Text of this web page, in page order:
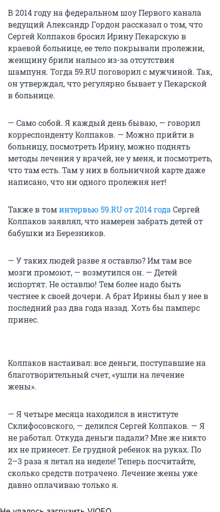
В 2014 году на федеральном шоу Первого канала
ведущий Александр Гордон рассказал о том, что
Сергей Колпаков бросил Ирину Пекарскую в
краевой больнице, ее тело покрывали пролежни,
женщину брили налысо из-за отсутствия
шампуня. Тогда 59.RU поговорил с мужчиной. Так,
он утверждал, что регулярно бывает у Пекарской
в больнице.
— Само собой. Я каждый день бываю, — говорил
корреспонденту Колпаков. — Можно прийти в
больницу, посмотреть Ирину, можно поднять
методы лечения у врачей, не у меня, и посмотреть,
что там есть. Там у них в больничной карте даже
написано, что ни одного пролежня нет!
Также в томинтервью 59.RU от 2014 годаСергей
Колпаков заявлял, что намерен забрать детей от
бабушки из Березников.
— У таких людей разве я оставлю? Им там все
мозги промоют, — возмутился он. — Детей
испортят. Не оставлю! Тем более надо быть
честнее к своей дочери. А брат Ирины был у нее в
последний раз два года назад. Хоть бы памперс
принес.
Колпаков настаивал: все деньги, поступавшие на
благотворительный счет, «ушли на лечение
жены».
— Я четыре месяца находился в институте
Склифосовского, — делился Сергей Колпаков. — Я
не работал. Откуда деньги падали? Мне же никто
их не принесет. Ее грудной ребенок на руках. По
2–3 раза я летал на неделе! Теперь посчитайте,
сколько средств потрачено. Лечение жены уже
давно оплачиваю только я.